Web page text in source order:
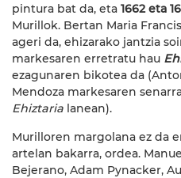
pintura bat da, eta 1662 eta
Murillok. Bertan Maria
ageri da, ehizarako jantzia
markesaren erretratu hau
ezagunaren bikotea da
Mendoza markesaren
Ehiztaria lanean).
Murilloren margolana ez da
artelan bakarra, ordea.
Bejerano, Adam Pynacker,